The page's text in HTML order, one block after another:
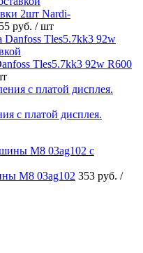
2шт Nardi-
руб. / шт
Tles5.7kk3 92w R600
с платой дисплея.
M8 03ag102 353 руб. /